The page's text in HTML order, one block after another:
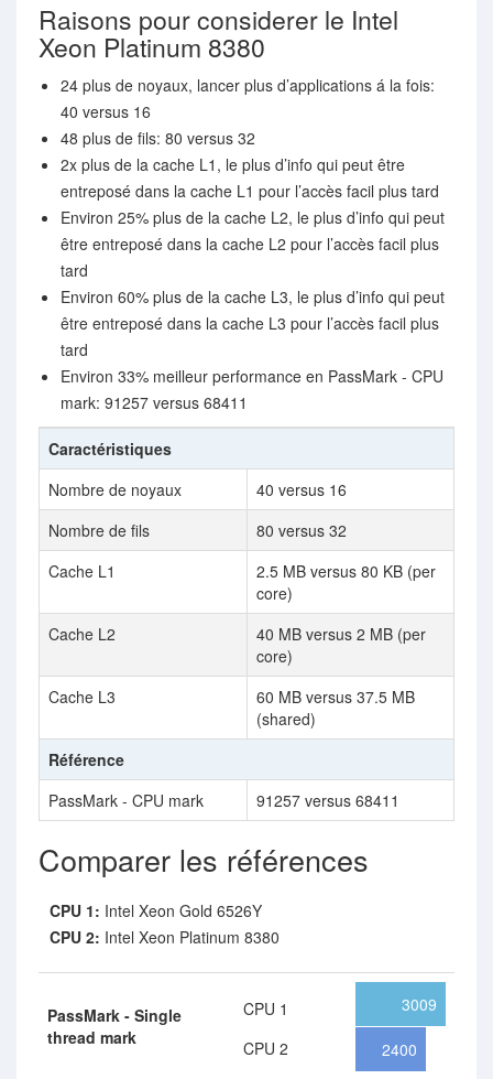
Raisons pour considerer le Intel
Xeon Platinum 8380
24 plus de noyaux, lancer plus d’applications á la fois:
40 versus 16
48 plus de fils: 80 versus 32
2x plus de la cache L1, le plus d’info qui peut être
entreposé dans la cache L1 pour l’accès facil plus tard
Environ 25% plus de la cache L2, le plus d’info qui peut
être entreposé dans la cache L2 pour l’accès facil plus
tard
Environ 60% plus de la cache L3, le plus d’info qui peut
être entreposé dans la cache L3 pour l’accès facil plus
tard
Environ 33% meilleur performance en PassMark - CPU
mark: 91257 versus 68411
Caractéristiques
Nombre de noyaux
40 versus 16
Nombre de fils
80 versus 32
Cache L1
2.5 MB versus 80 KB (per
core)
Cache L2
40 MB versus 2 MB (per
core)
Cache L3
60 MB versus 37.5 MB
(shared)
Référence
PassMark - CPU mark
91257 versus 68411
Comparer les références
CPU 1: Intel Xeon Gold 6526Y
CPU 2: Intel Xeon Platinum 8380
PassMark - Single
thread mark
CPU 1
CPU 2
3009
2400